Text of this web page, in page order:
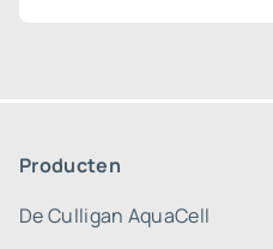
Producten
De Culligan AquaCell